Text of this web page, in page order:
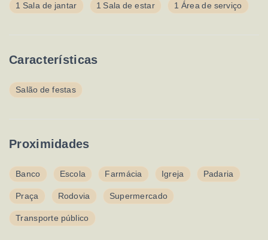
1 Sala de jantar 1 Sala de estar 1 Área de serviço
Características
Salão de festas
Proximidades
Banco Escola Farmácia Igreja Padaria
Praça Rodovia Supermercado
Transporte público